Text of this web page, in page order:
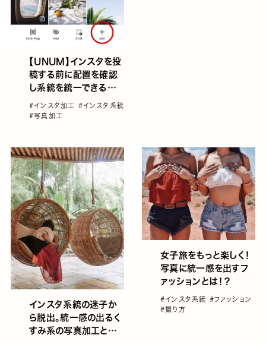
【UNUM】インスタを投
稿する前に配置を確認
し系統を統一できるア
プリ！
#インスタ加工 #インスタ系統
#写真加工
インスタ系統の迷子か
ら脱出。統一感の出るく
すみ系の写真加工とア
女子旅をもっと楽しく！
写真に統一感を出すフ
ァッションとは！？
#インスタ系統 #ファッション
#撮り方